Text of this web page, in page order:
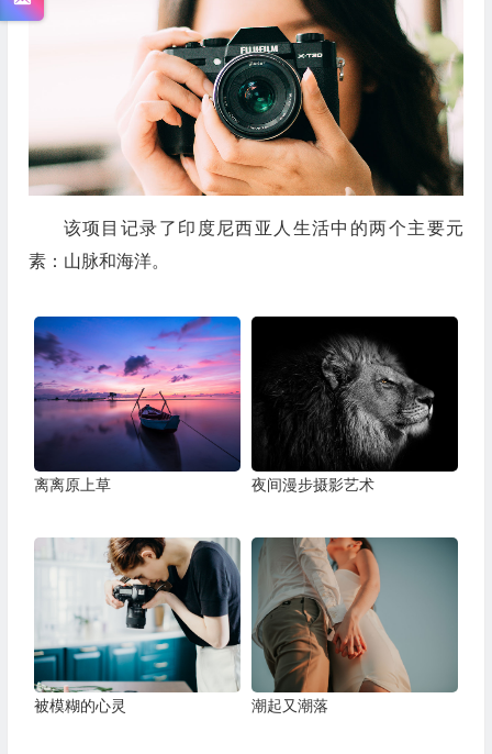
该项目记录了印度尼西亚人生活中的两个主要元
素：山脉和海洋。
离离原上草 夜间漫步摄影艺术
被模糊的心灵 潮起又潮落